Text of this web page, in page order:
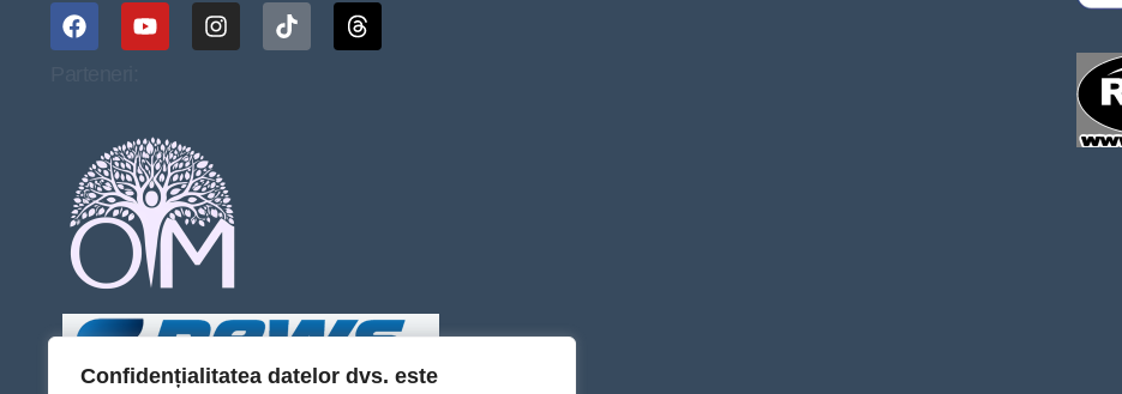
Confidențialitatea datelor dvs. este